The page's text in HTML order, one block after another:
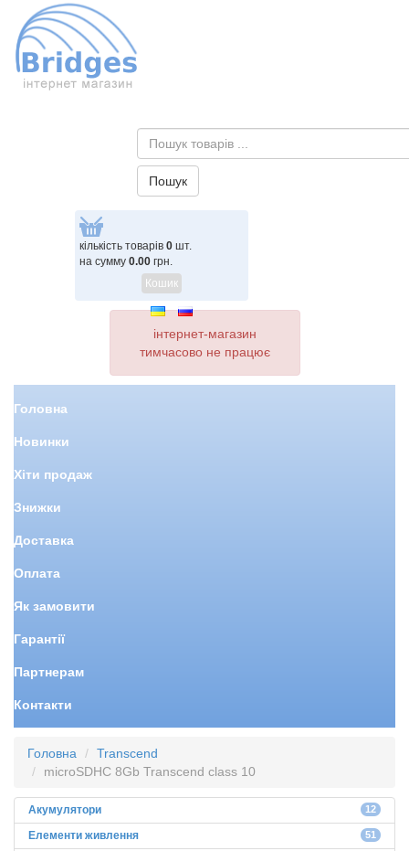
кількість товарів 0 шт.
на сумму 0.00 грн.
Кошик
інтернет-магазин
тимчасово не працює
Головна
Новинки
Хіти продаж
Знижки
Доставка
Оплата
Як замовити
Гарантії
Партнерам
Контакти
Головна
Transcend
microSDHC 8Gb Transcend class 10
Акумулятори 12
Елементи живлення 51